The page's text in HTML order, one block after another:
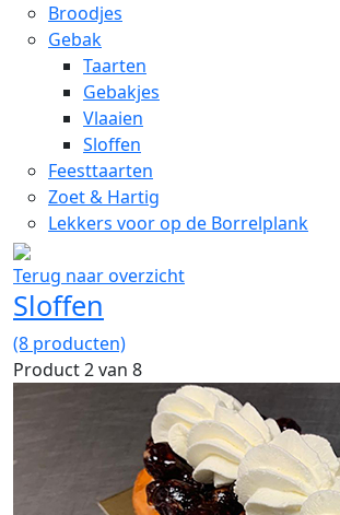
Broodjes
Gebak
Taarten
Gebakjes
Vlaaien
Sloffen
Feesttaarten
Zoet & Hartig
Lekkers voor op de Borrelplank
Terug naar overzicht
Sloffen
(8 producten)
Product 2 van 8